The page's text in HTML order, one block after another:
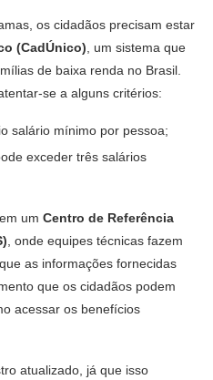
os cidadãos precisam estar
(CadÚnico) , um sistema que
de baixa renda no Brasil.
se a alguns critérios:
salário mínimo por pessoa;
exceder três salários
um Centro de Referência
, onde equipes técnicas fazem
as informações fornecidas
que os cidadãos podem
acessar os benefícios
atualizado, já que isso